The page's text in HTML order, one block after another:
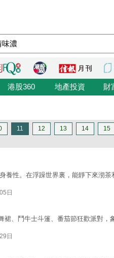
港股360 地產投資 財
11 12 13 14 15
養性。在浮躁世界裏，能靜下來沏茶
日
裙、鬥牛士斗篷、番茄節狂歡派對，
日